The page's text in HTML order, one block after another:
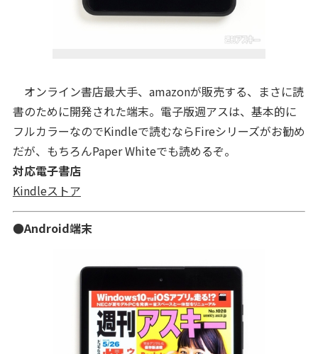
オンライン書店最大手、amazonが販売する、まさに読
書のために開発された端末。電子版週アスは、基本的に
フルカラーなのでKindleで読むならFireシリーズがお勧め
だが、もちろんPaper Whiteでも読めるぞ。
対応電子書店
Kindleストア
●Android端末